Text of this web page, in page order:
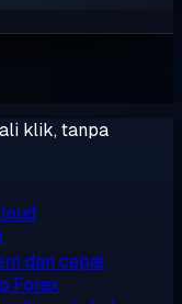
klik, tanpa
dan cepat
Forex